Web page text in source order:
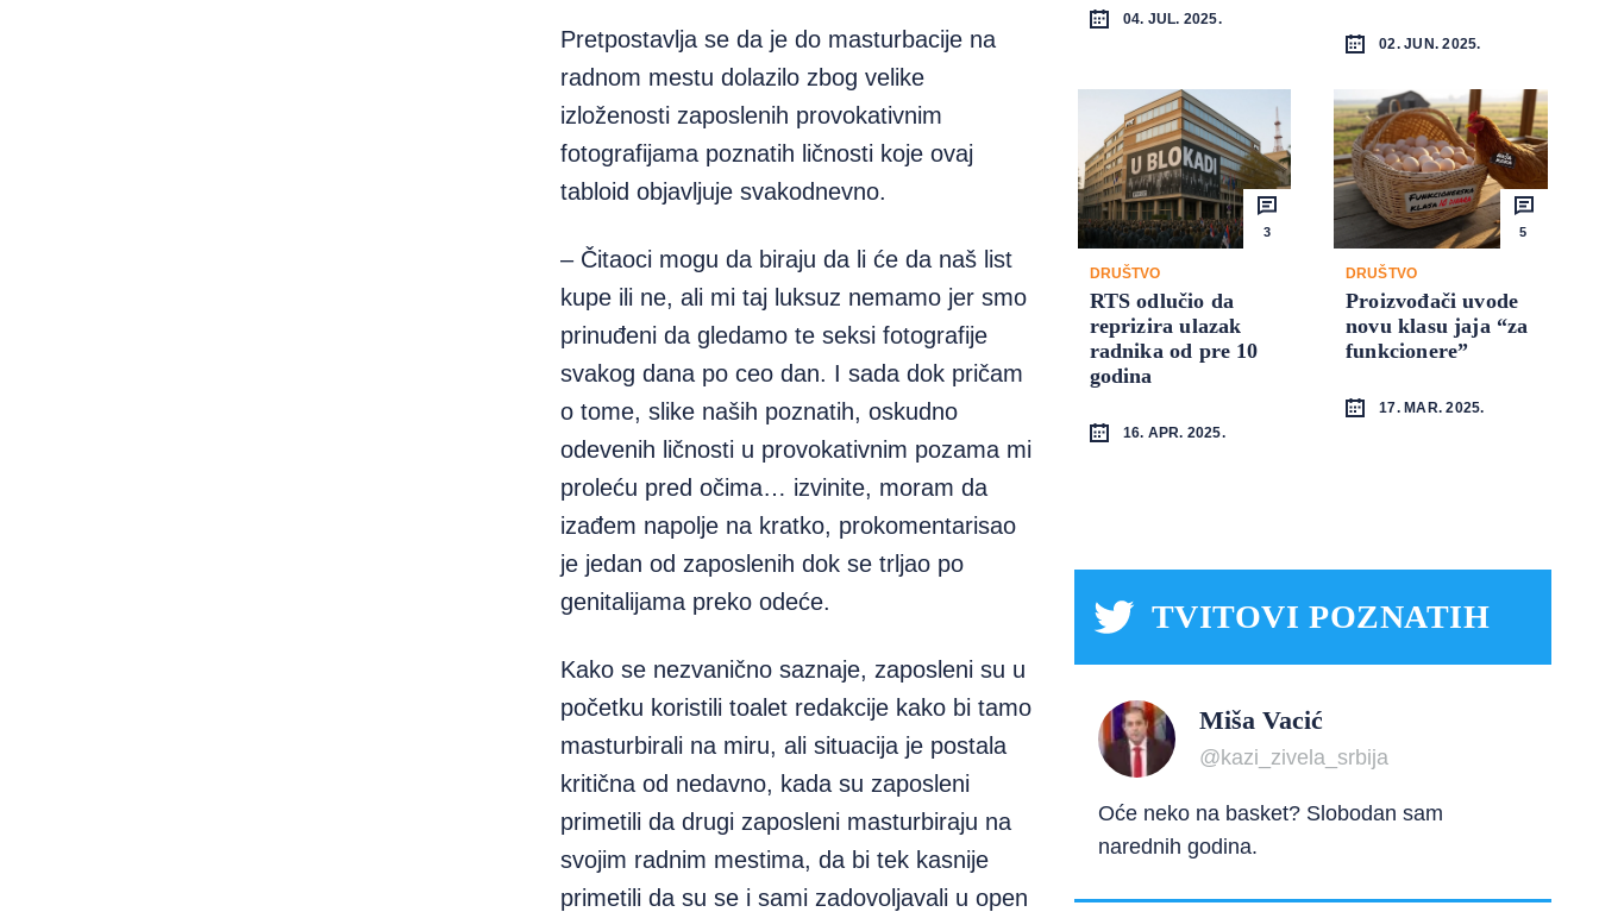
Pretpostavlja se da je do masturbacije na
radnom mestu dolazilo zbog velike
izloženosti zaposlenih provokativnim
fotografijama poznatih ličnosti koje ovaj
tabloid objavljuje svakodnevno.
– Čitaoci mogu da biraju da li će da naš list
kupe ili ne, ali mi taj luksuz nemamo jer smo
prinuđeni da gledamo te seksi fotografije
svakog dana po ceo dan. I sada dok pričam
o tome, slike naših poznatih, oskudno
odevenih ličnosti u provokativnim pozama mi
proleću pred očima… izvinite, moram da
izađem napolje na kratko, prokomentarisao
je jedan od zaposlenih dok se trljao po
genitalijama preko odeće.
Kako se nezvanično saznaje, zaposleni su u
početku koristili toalet redakcije kako bi tamo
masturbirali na miru, ali situacija je postala
kritična od nedavno, kada su zaposleni
primetili da drugi zaposleni masturbiraju na
svojim radnim mestima, da bi tek kasnije
primetili da su se i sami zadovoljavali u open
04. JUL. 2025.
02. JUN. 2025.
3
DRUŠTVO
RTS odlučio da
reprizira ulazak
radnika od pre 10
godina
16. APR. 2025.
5
DRUŠTVO
Proizvođači uvode
novu klasu jaja “za
funkcionere”
17. MAR. 2025.
TVITOVI POZNATIH
Miša Vacić
@kazi_zivela_srbija
Oće neko na basket? Slobodan sam
narednih godina.